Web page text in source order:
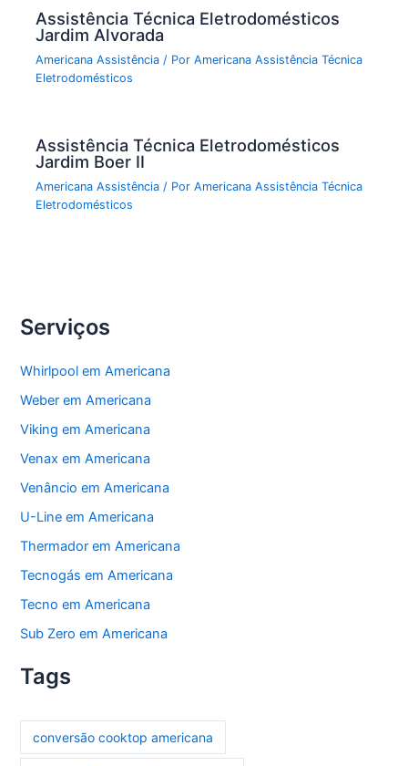
Assistência Técnica Eletrodomésticos
Jardim Alvorada
Americana Assistência / PorAmericana Assistência Técnica
Eletrodomésticos
Assistência Técnica Eletrodomésticos
Jardim Boer II
Americana Assistência / PorAmericana Assistência Técnica
Eletrodomésticos
Serviços
Whirlpool em Americana
Weber em Americana
Viking em Americana
Venax em Americana
Venâncio em Americana
U-Line em Americana
Thermador em Americana
Tecnogás em Americana
Tecno em Americana
Sub Zero em Americana
Tags
conversão cooktop americana